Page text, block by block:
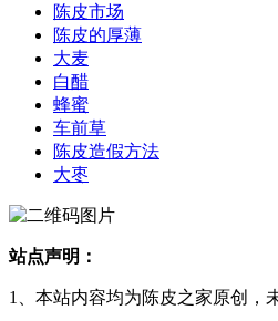
陈皮市场
陈皮的厚薄
大麦
白醋
蜂蜜
车前草
陈皮造假方法
大枣
站点声明：
1、本站内容均为陈皮之家原创，